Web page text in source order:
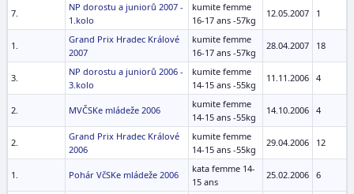
7.
NP dorostu a juniorů 2007 -
1.kolo
kumite femme
16-17 ans -57kg
12.05.2007 1
1.
Grand Prix Hradec Králové
2007
kumite femme
16-17 ans -57kg
28.04.2007 18
3.
NP dorostu a juniorů 2006 -
3.kolo
kumite femme
14-15 ans -55kg
11.11.2006 4
2. MVČSKe mládeže 2006
kumite femme
14-15 ans -55kg
14.10.2006 4
2.
Grand Prix Hradec Králové
2006
kumite femme
14-15 ans -55kg
29.04.2006 12
1. Pohár VčSKe mládeže 2006
kata femme 14-
15 ans
25.02.2006 6